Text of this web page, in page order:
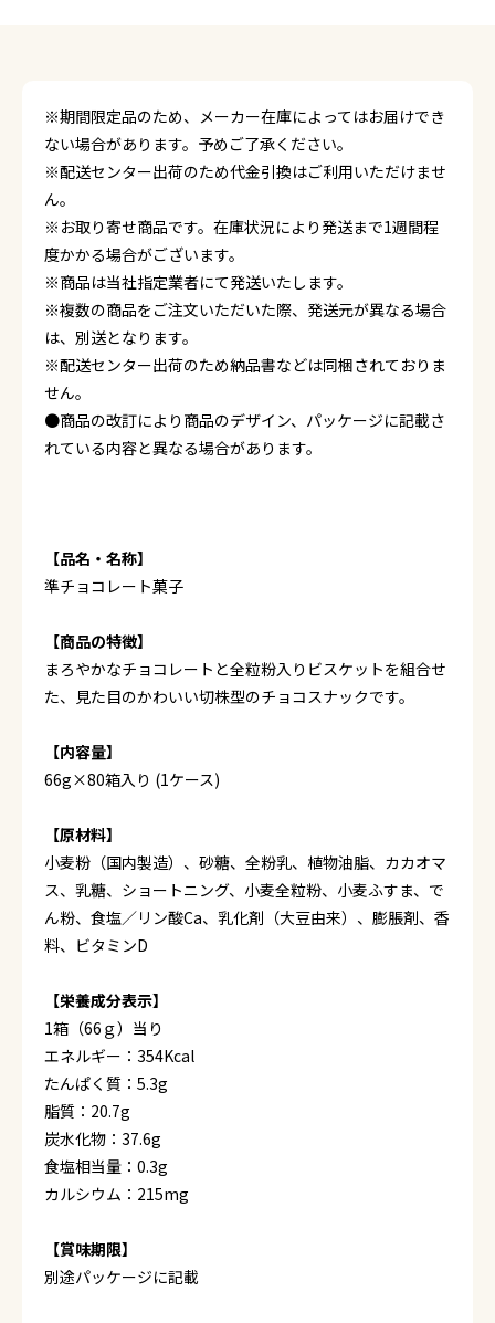
※期間限定品のため、メーカー在庫によってはお届けでき
ない場合があります。予めご了承ください。
※配送センター出荷のため代金引換はご利用いただけませ
ん。
※お取り寄せ商品です。在庫状況により発送まで1週間程
度かかる場合がございます。
※商品は当社指定業者にて発送いたします。
※複数の商品をご注文いただいた際、発送元が異なる場合
は、別送となります。
※配送センター出荷のため納品書などは同梱されておりま
せん。
●商品の改訂により商品のデザイン、パッケージに記載さ
れている内容と異なる場合があります。
【品名・名称】
準チョコレート菓子
【商品の特徴】
まろやかなチョコレートと全粒粉入りビスケットを組合せ
た、見た目のかわいい切株型のチョコスナックです。
【内容量】
66g×80箱入り (1ケース)
【原材料】
小麦粉（国内製造）、砂糖、全粉乳、植物油脂、カカオマ
ス、乳糖、ショートニング、小麦全粒粉、小麦ふすま、で
ん粉、食塩／リン酸Ca、乳化剤（大豆由来）、膨脹剤、香
料、ビタミンD
【栄養成分表示】
1箱（66ｇ）当り
エネルギー：354Kcal
たんぱく質：5.3g
脂質：20.7g
炭水化物：37.6g
食塩相当量：0.3g
カルシウム：215mg
【賞味期限】
別途パッケージに記載